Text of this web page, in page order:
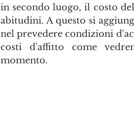
in secondo luogo, il costo
abitudini. A questo si
nel prevedere condizioni
costi d'affitto come
momento.